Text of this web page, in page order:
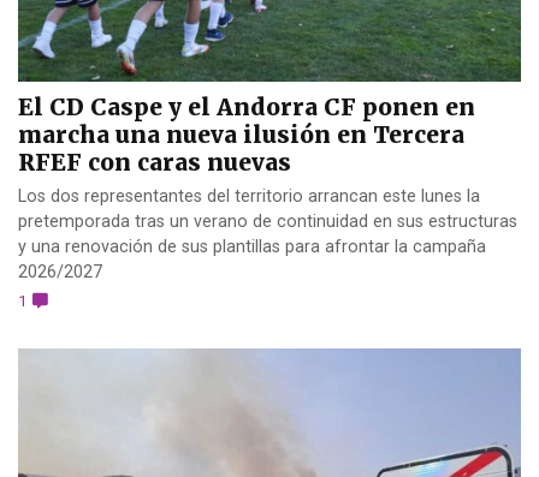
El CD Caspe y el Andorra CF ponen en
marcha una nueva ilusión en Tercera
RFEF con caras nuevas
Los dos representantes del territorio arrancan este lunes la
pretemporada tras un verano de continuidad en sus estructuras
y una renovación de sus plantillas para afrontar la campaña
2026/2027
1